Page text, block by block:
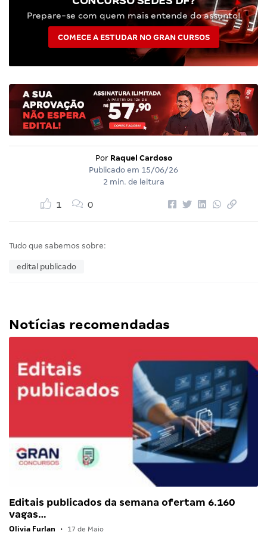
Prepare-se com quem mais entende do assunto!
COMECE A ESTUDAR NO GRAN CURSOS
Por Raquel Cardoso
Publicado em 15/06/26
2 min. de leitura
1 0
Tudo que sabemos sobre:
edital publicado
Notícias recomendadas
Editais publicados da semana ofertam 6.160
vagas…
Olivia Furlan • 17 de Maio